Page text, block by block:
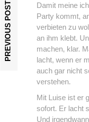
Damit meine
Party kommt,
verbieten zu
an ihm klebt.
machen, klar.
lacht, wenn er
auch gar nicht
verstehen.
Mit Luise ist er
sofort. Er lacht
Und
PREVIOUS POST